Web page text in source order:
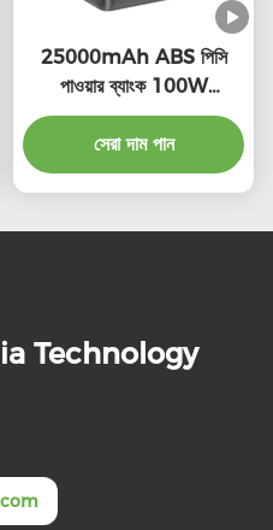
25000mAh ABS পিসি
পাওয়ার ব্যাংক 100W
ইউনিভার্সাল সামঞ্জস্য
সেরা দাম পান
Technology